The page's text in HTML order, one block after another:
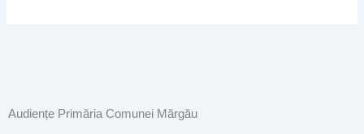
Audiențe Primăria Comunei Mărgău